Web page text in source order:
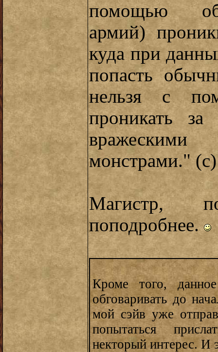
помощью
армий)
куда при
попасть
нельзя с
проникать за
монстрами." (с)
Магистр,
поподробнее.
Кроме того,
обговаривать до
мой сэйв уже
попытаться
некторый интерес. И